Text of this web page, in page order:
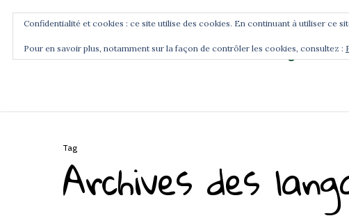
Accueil Commence ici Blog
Tag
Archives des
Confidentialité et cookies : ce site utilise des cookies. En continuant à utiliser ce
Pour en savoir plus, notamment sur la façon de contrôler les cookies, consultez :